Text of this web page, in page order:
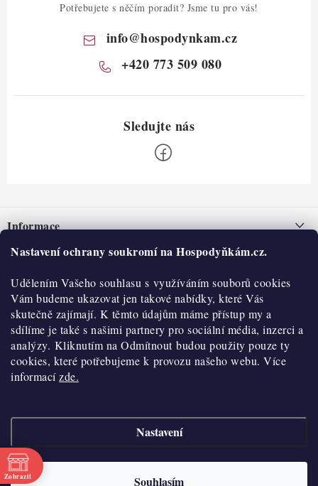
Nastavení ochrany soukromí na Hospodyňkám.cz.
Udělením Vašeho souhlasu s využíváním souborů cookies
Vám budeme ukazovat jen takové nabídky, které Vás
skutečně zajímají. K těmto údajům máme přístup my a
sdílíme je také s našimi partnery pro sociální média, inzerci a
analýzy. Kliknutím na Odmítnout budou použity pouze ty
cookies, které potřebujeme k provozu našeho webu. Více
informacízde.
Nastavení
Souhlasím
Potřebujete s něčím poradit? Jsme tu pro vás!
info@hospodynkam.cz
+420 773 509 080
pInformace
Nepřevzetí zásilky na dobírku
Obchodní podmínky
Hodnocení obchodu
Blog
Moje objednávka
O nás
Historie
Kontakty
O nákupu
Reklamace a vratky
Výdejní místa
Velkoobchod
Vytvořil Shoptet
Copyright 2026
cookies
Zobrazit